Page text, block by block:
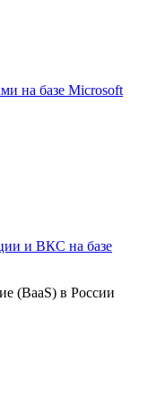
на базе Microsoft
и ВКС на базе
(BaaS) в России